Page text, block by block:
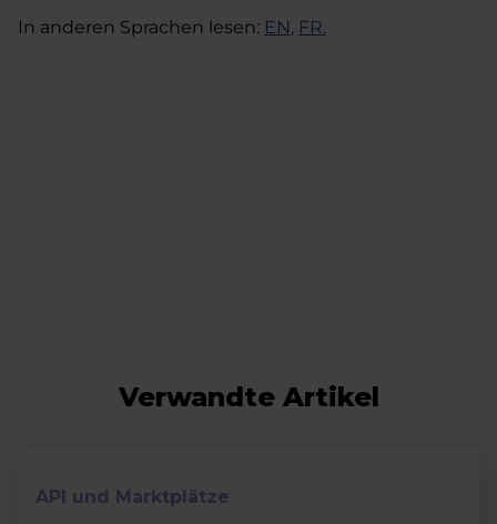
In anderen Sprachen lesen: EN, FR.
Verwandte Artikel
API und Marktplätze